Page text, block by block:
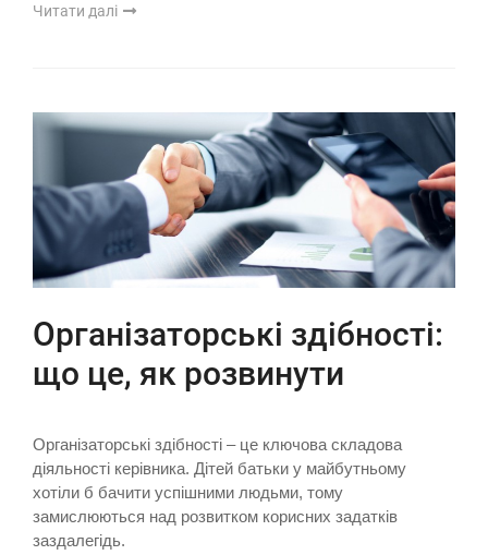
Читати далі
Організаторські здібності:
що це, як розвинути
Організаторські здібності – це ключова складова
діяльності керівника. Дітей батьки у майбутньому
хотіли б бачити успішними людьми, тому
замислюються над розвитком корисних задатків
заздалегідь.